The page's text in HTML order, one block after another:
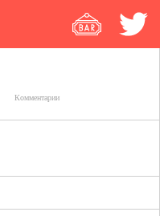
Комментарии